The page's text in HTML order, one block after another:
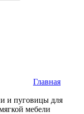
Главная
и пуговицы для
мебели